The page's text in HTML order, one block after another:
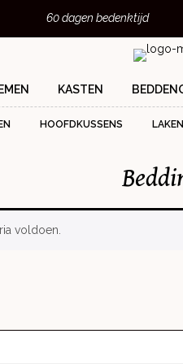
60 dagen bedenktijd
KASTEN
HOOFDKUSSENS
voldoen.